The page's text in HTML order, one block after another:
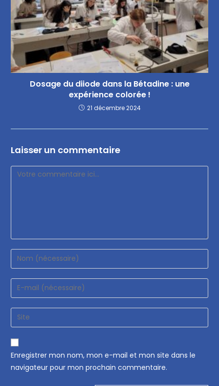
Dosage du diiode dans la Bétadine : une
expérience colorée !
21 décembre 2024
Laisser un commentaire
Enregistrer mon nom, mon e-mail et mon site dans le
navigateur pour mon prochain commentaire.